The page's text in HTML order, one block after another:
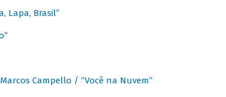
Lapa, Brasil”
Campello / “Você na Nuvem”